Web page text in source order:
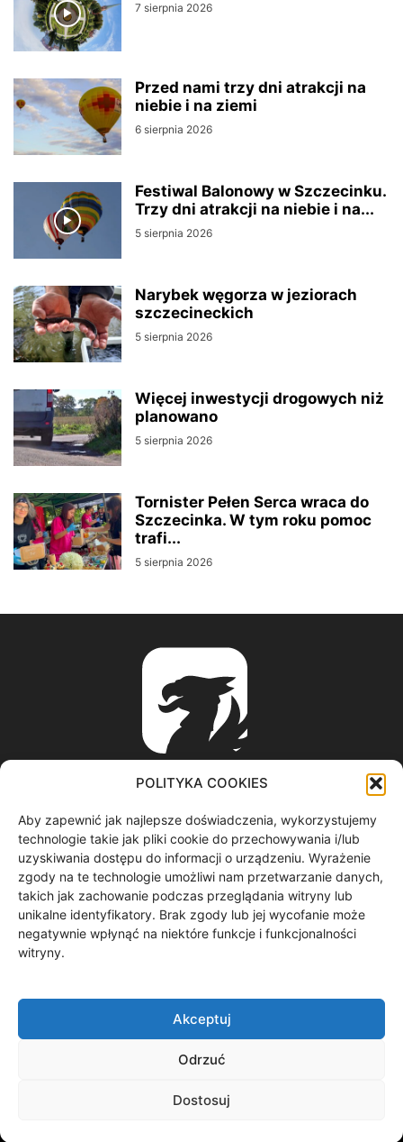
POLITYKA COOKIES
Aby zapewnić jak najlepsze doświadczenia, wykorzystujemy
technologie takie jak pliki cookie do przechowywania i/lub
uzyskiwania dostępu do informacji o urządzeniu. Wyrażenie
zgody na te technologie umożliwi nam przetwarzanie danych,
takich jak zachowanie podczas przeglądania witryny lub
unikalne identyfikatory. Brak zgody lub jej wycofanie może
negatywnie wpłynąć na niektóre funkcje i funkcjonalności
witryny.
Akceptuj
Odrzuć
Dostosuj
7 sierpnia 2026
Przed nami trzy dni atrakcji na
niebie i na ziemi
6 sierpnia 2026
Festiwal Balonowy w Szczecinku.
Trzy dni atrakcji na niebie i na...
5 sierpnia 2026
Narybek węgorza w jeziorach
szczecineckich
5 sierpnia 2026
Więcej inwestycji drogowych niż
planowano
5 sierpnia 2026
Tornister Pełen Serca wraca do
Szczecinka. W tym roku pomoc
trafi...
5 sierpnia 2026
ABOUT US
informacje z regionu / nagrania filmowe / produkcja video /
spoty reklamowe / materiały graficzne
Contact us:redakcja@gryf.tv